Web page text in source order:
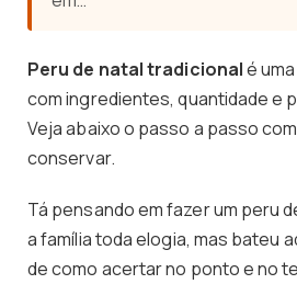
Peru de natal tradicionalé
com ingredientes, quantidade e
Veja abaixo o passo a passo
conservar.
Tá pensando em fazer um peru
a família toda elogia, mas bateu
de como acertar no ponto e no